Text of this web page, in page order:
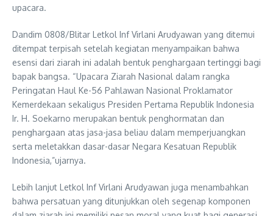
upacara.
Dandim 0808/Blitar Letkol Inf Virlani Arudyawan yang ditemui
ditempat terpisah setelah kegiatan menyampaikan bahwa
esensi dari ziarah ini adalah bentuk penghargaan tertinggi bagi
bapak bangsa. “Upacara Ziarah Nasional dalam rangka
Peringatan Haul Ke-56 Pahlawan Nasional Proklamator
Kemerdekaan sekaligus Presiden Pertama Republik Indonesia
Ir. H. Soekarno merupakan bentuk penghormatan dan
penghargaan atas jasa-jasa beliau dalam memperjuangkan
serta meletakkan dasar-dasar Negara Kesatuan Republik
Indonesia,”ujarnya.
Lebih lanjut Letkol Inf Virlani Arudyawan juga menambahkan
bahwa persatuan yang ditunjukkan oleh segenap komponen